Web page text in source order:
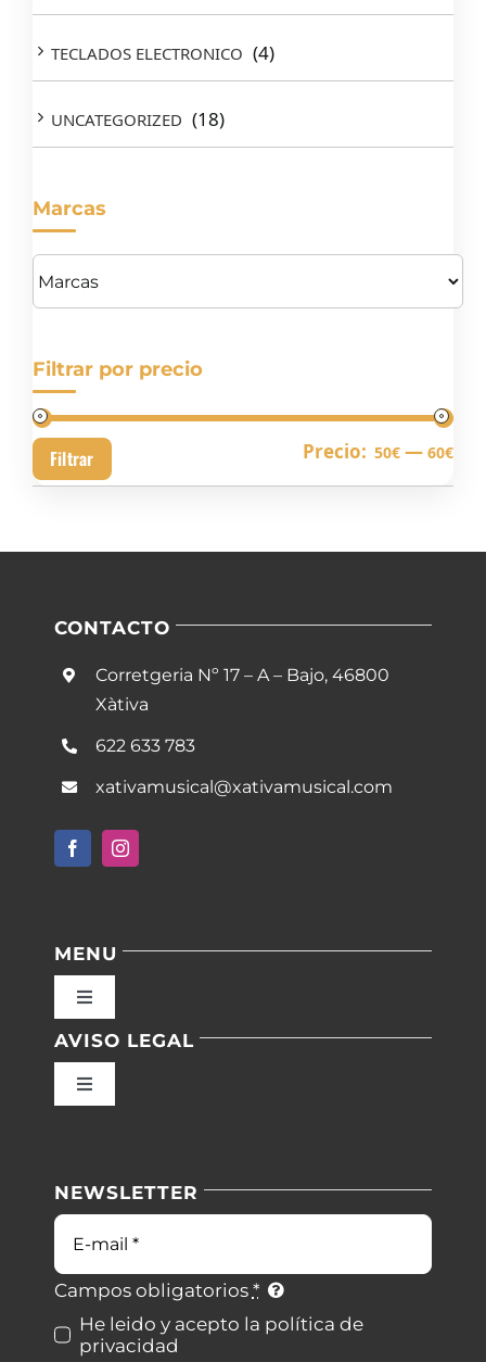
TECLADOS ELECTRONICO (4)
UNCATEGORIZED (18)
Marcas
Filtrar por precio
Filtrar Precio: 50€ — 60€
CONTACTO
Corretgeria Nº 17 – A – Bajo, 46800
Xàtiva
622 633 783
xativamusical@xativamusical.com
MENU
Toggle
Inicio
Blog
Contacto
AVISO LEGAL
Toggle
Condiciones de uso
Ley de cookies
Desistimiento
NEWSLETTER
Correo
electrónico
Campos obligatorios *
He leido y acepto la política de
privacidad